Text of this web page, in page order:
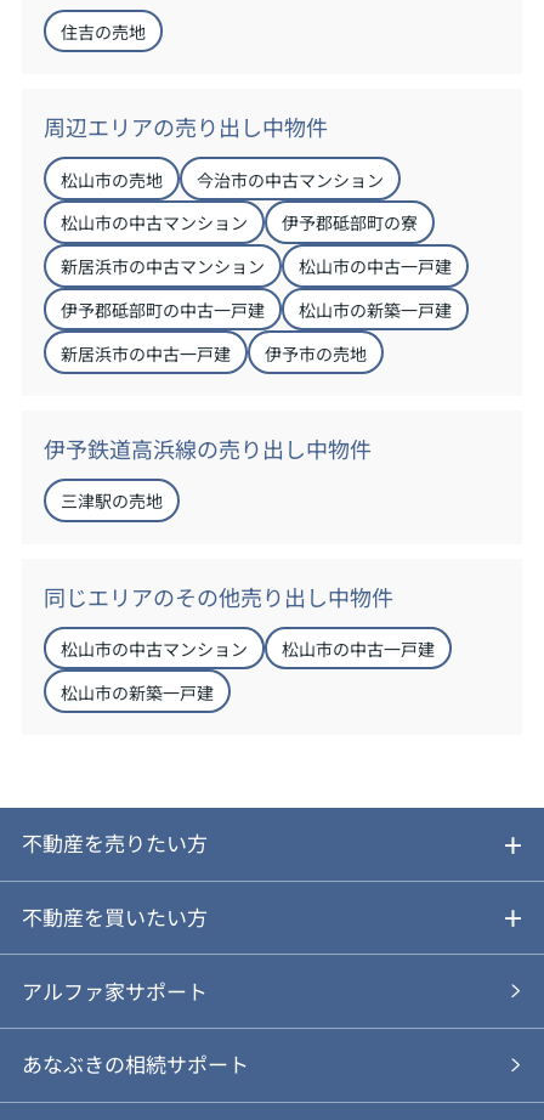
住吉の売地
周辺エリアの売り出し中物件
松山市の売地
今治市の中古マンション
松山市の中古マンション
伊予郡砥部町の寮
新居浜市の中古マンション
松山市の中古一戸建
伊予郡砥部町の中古一戸建
松山市の新築一戸建
新居浜市の中古一戸建
伊予市の売地
伊予鉄道高浜線の売り出し中物件
三津駅の売地
同じエリアのその他売り出し中物件
松山市の中古マンション
松山市の中古一戸建
松山市の新築一戸建
不動産を売りたい方
ご売却ガイド
ご売却の流れ
あなぶきの仲介
不動産を買いたい方
ご購入ガイド
物件を探す
アルファ家サポート
あなぶきの相続サポート